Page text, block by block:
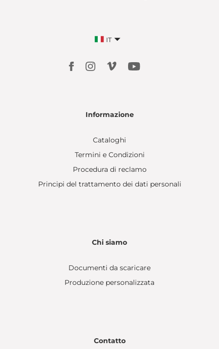
IT
Informazione
Cataloghi
Termini e Condizioni
Procedura di reclamo
Principi del trattamento dei dati personali
Chi siamo
Documenti da scaricare
Produzione personalizzata
Contatto